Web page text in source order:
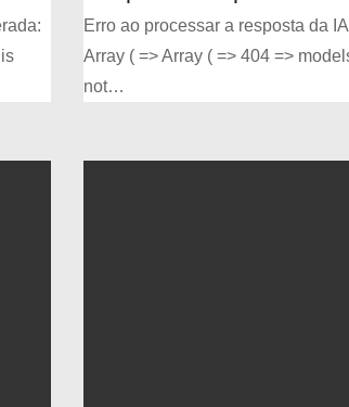
Erro ao processar a resposta da
Array ( => Array ( => 404 =>
not…